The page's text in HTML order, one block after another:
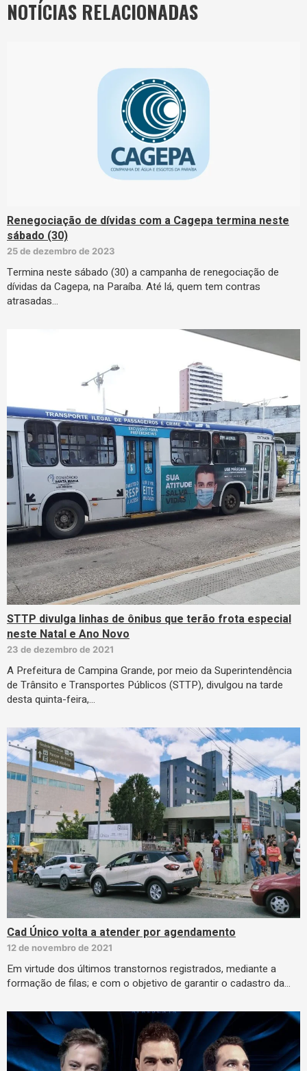
NOTÍCIAS RELACIONADAS
Renegociação de dívidas com a Cagepa termina neste
sábado (30)
25 de dezembro de 2023
Termina neste sábado (30) a campanha de renegociação de
dívidas da Cagepa, na Paraíba. Até lá, quem tem contras
atrasadas…
STTP divulga linhas de ônibus que terão frota especial
neste Natal e Ano Novo
23 de dezembro de 2021
A Prefeitura de Campina Grande, por meio da Superintendência
de Trânsito e Transportes Públicos (STTP), divulgou na tarde
desta quinta-feira,…
Cad Único volta a atender por agendamento
12 de novembro de 2021
Em virtude dos últimos transtornos registrados, mediante a
formação de filas; e com o objetivo de garantir o cadastro da…